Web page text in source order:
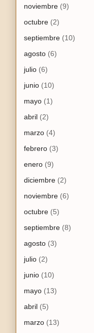
noviembre (9)
octubre (2)
septiembre (10)
agosto (6)
julio (6)
junio (10)
mayo (1)
abril (2)
marzo (4)
febrero (3)
enero (9)
diciembre (2)
noviembre (6)
octubre (5)
septiembre (8)
agosto (3)
julio (2)
junio (10)
mayo (13)
abril (5)
marzo (13)